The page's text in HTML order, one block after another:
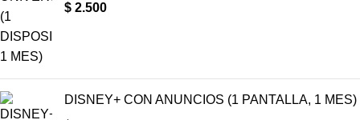
$ 2.500
DISNEY+ CON ANUNCIOS (1 PANTALLA, 1 MES)